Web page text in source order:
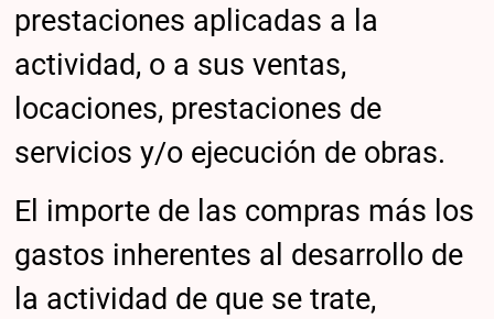
prestaciones aplicadas a la
actividad, o a sus ventas,
locaciones, prestaciones de
servicios y/o ejecución de obras.
El importe de las compras más los
gastos inherentes al desarrollo de
la actividad de que se trate,